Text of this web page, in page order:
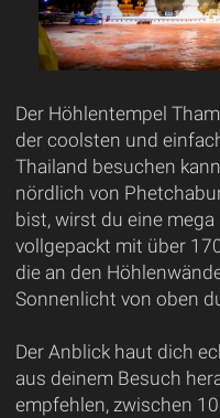
Der Höhlentempel
der coolsten und
Thailand besuchen
nördlich von
bist, wirst du eine
vollgepackt mit über
die an den
Sonnenlicht von oben
Der Anblick haut dich
aus deinem Besuch
empfehlen, zwischen